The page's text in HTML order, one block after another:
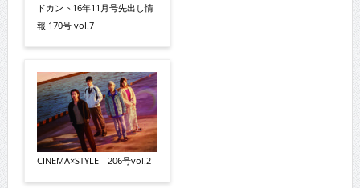
ドカント16年11月号先出し情
報 170号 vol.7
CINEMA×STYLE 206号vol.2